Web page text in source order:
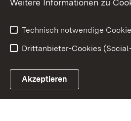
Link zum
Weitere Informationen zu
Technisch notwendige
Drittanbieter-Cookies
Akzeptieren